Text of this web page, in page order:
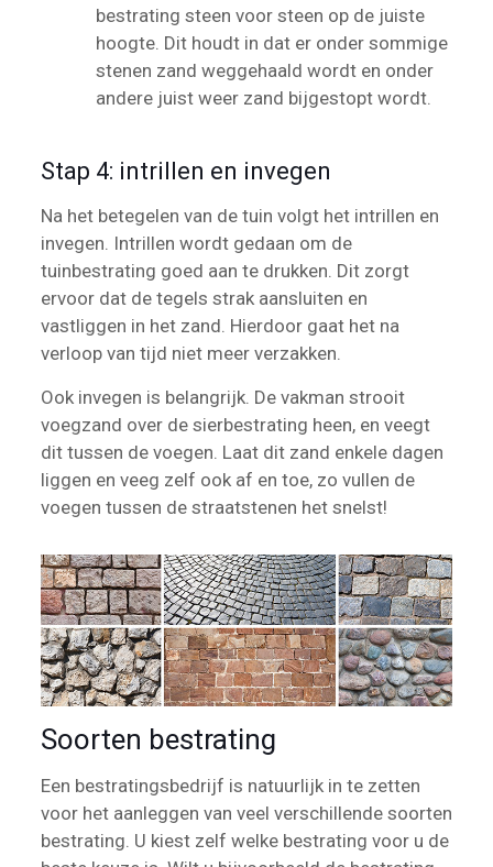
bestrating steen voor steen op de juiste
hoogte. Dit houdt in dat er onder sommige
stenen zand weggehaald wordt en onder
andere juist weer zand bijgestopt wordt.
Stap 4: intrillen en invegen
Na het betegelen van de tuin volgt het intrillen en
invegen. Intrillen wordt gedaan om de
tuinbestrating goed aan te drukken. Dit zorgt
ervoor dat de tegels strak aansluiten en
vastliggen in het zand. Hierdoor gaat het na
verloop van tijd niet meer verzakken.
Ook invegen is belangrijk. De vakman strooit
voegzand over de sierbestrating heen, en veegt
dit tussen de voegen. Laat dit zand enkele dagen
liggen en veeg zelf ook af en toe, zo vullen de
voegen tussen de straatstenen het snelst!
Soorten bestrating
Een bestratingsbedrijf is natuurlijk in te zetten
voor het aanleggen van veel verschillende soorten
bestrating. U kiest zelf welke bestrating voor u de